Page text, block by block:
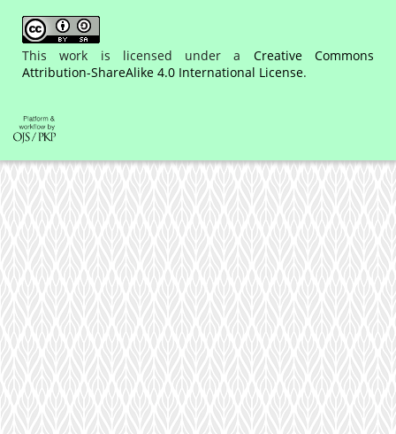
This work is licensed under a Creative Commons
Attribution-ShareAlike 4.0 International License.